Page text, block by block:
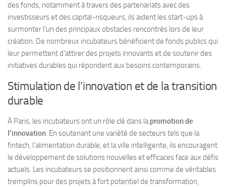
des fonds, notamment à travers des partenariats avec des
investisseurs et des capital-risqueurs, ils aident les start-ups à
surmonter l’un des principaux obstacles rencontrés lors de leur
création. De nombreux incubateurs bénéficient de fonds publics qui
leur permettent d’attirer des projets innovants et de soutenir des
initiatives durables qui répondent aux besoins contemporains.
Stimulation de l’innovation et de la transition
durable
À Paris, les incubateurs ont un rôle clé dans lapromotion de
l’innovation. En soutenant une variété de secteurs tels que la
fintech, l’alimentation durable, et la ville intelligente, ils encouragent
le développement de solutions nouvelles et efficaces face aux défis
actuels. Les incubateurs se positionnent ainsi comme de véritables
tremplins pour des projets à fort potentiel de transformation,